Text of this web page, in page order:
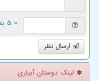
= ۵ بعلاوه ۳
ارسال نظر
لینک دوستان آبیاری